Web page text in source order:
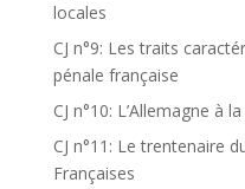
locales
CJ n°9: Les traits
pénale française
CJ n°10: L’Allemagne à
CJ n°11: Le trentenaire
Françaises